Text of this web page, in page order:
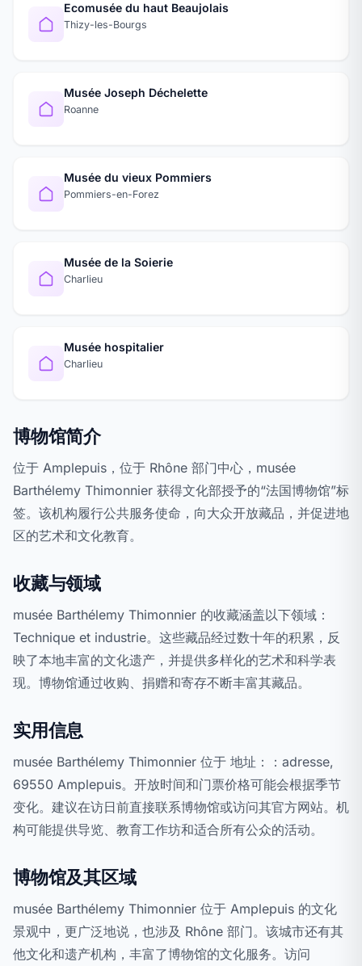
Ecomusée du haut Beaujolais
Thizy-les-Bourgs
Musée Joseph Déchelette
Roanne
Musée du vieux Pommiers
Pommiers-en-Forez
Musée de la Soierie
Charlieu
Musée hospitalier
Charlieu
博物馆简介
位于 Amplepuis，位于 Rhône 部门中心，musée
Barthélemy Thimonnier 获得文化部授予的“法国博物馆”标
签。该机构履行公共服务使命，向大众开放藏品，并促进地
区的艺术和文化教育。
收藏与领域
musée Barthélemy Thimonnier 的收藏涵盖以下领域：
Technique et industrie。这些藏品经过数十年的积累，反
映了本地丰富的文化遗产，并提供多样化的艺术和科学表
现。博物馆通过收购、捐赠和寄存不断丰富其藏品。
实用信息
musée Barthélemy Thimonnier 位于 地址：：adresse,
69550 Amplepuis。开放时间和门票价格可能会根据季节
变化。建议在访日前直接联系博物馆或访问其官方网站。机
构可能提供导览、教育工作坊和适合所有公众的活动。
博物馆及其区域
musée Barthélemy Thimonnier 位于 Amplepuis 的文化
景观中，更广泛地说，也涉及 Rhône 部门。该城市还有其
他文化和遗产机构，丰富了博物馆的文化服务。访问